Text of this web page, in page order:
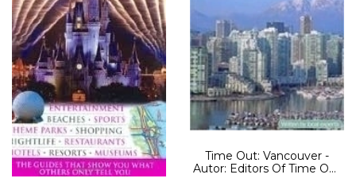
Time Out: Vancouver -
Autor: Editors Of Time Out